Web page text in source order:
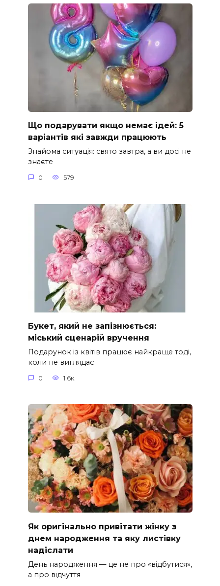
Що подарувати якщо немає ідей: 5
варіантів які завжди працюють
Знайома ситуація: свято завтра, а ви досі не
знаєте
0 579
Букет, який не запізнюється:
міський сценарій вручення
Подарунок із квітів працює найкраще тоді,
коли не виглядає
0 1.6к.
Як оригінально привітати жінку з
днем народження та яку листівку
надіслати
День народження — це не про «відбутися»,
а про відчуття